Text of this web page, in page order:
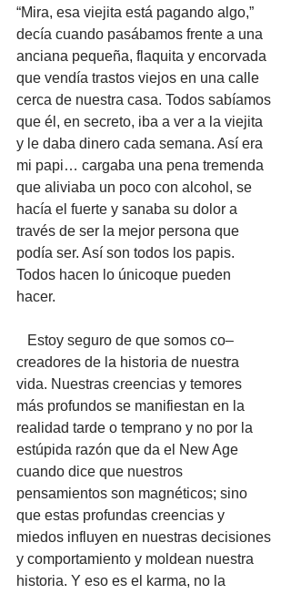
“Mira, esa viejita está pagando algo,”
decía cuando pasábamos frente a una
anciana pequeña, flaquita y encorvada
que vendía trastos viejos en una calle
cerca de nuestra casa. Todos sabíamos
que él, en secreto, iba a ver a la viejita
y le daba dinero cada semana. Así era
mi papi… cargaba una pena tremenda
que aliviaba un poco con alcohol, se
hacía el fuerte y sanaba su dolor a
través de ser la mejor persona que
podía ser. Así son todos los papis.
Todos hacen lo únicoque pueden
hacer.
creadores de la historia de nuestra
vida. Nuestras creencias y temores
más profundos se manifiestan en la
realidad tarde o temprano y no por la
estúpida razón que da el New Age
cuando dice que nuestros
pensamientos son magnéticos; sino
que estas profundas creencias y
miedos influyen en nuestras decisiones
y comportamiento y moldean nuestra
historia. Y eso es el karma, no la